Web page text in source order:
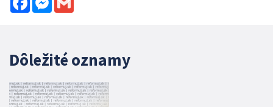
Dôležité oznamy